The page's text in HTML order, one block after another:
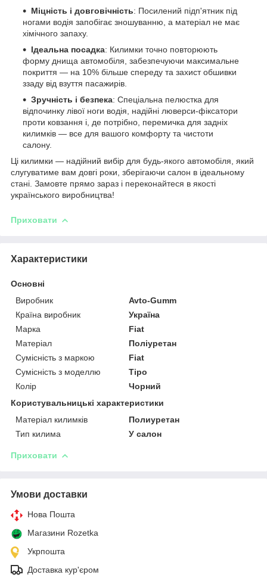
Міцність і довговічність: Посилений підп'ятник під
ногами водія запобігає зношуванню, а матеріал не має
хімічного запаху.
Ідеальна посадка: Килимки точно повторюють
форму днища автомобіля, забезпечуючи максимальне
покриття — на 10% більше спереду та захист обшивки
ззаду від взуття пасажирів.
Зручність і безпека: Спеціальна пелюстка для
відпочинку лівої ноги водія, надійні люверси-фіксатори
проти ковзання і, де потрібно, перемичка для задніх
килимків — все для вашого комфорту та чистоти
салону.
Ці килимки — надійний вибір для будь-якого автомобіля, який
слугуватиме вам довгі роки, зберігаючи салон в ідеальному
стані. Замовте прямо зараз і переконайтеся в якості
українського виробництва!
Приховати
Характеристики
Основні
Виробник
Avto-Gumm
Країна виробник
Україна
Марка
Fiat
Матеріал
Поліуретан
Сумісність з маркою
Fiat
Сумісність з моделлю
Tipo
Колір
Чорний
Користувальницькі характеристики
Матеріал килимків
Полиуретан
Тип килима
У салон
Приховати
Умови доставки
Нова Пошта
Магазини Rozetka
Укрпошта
Доставка кур'єром